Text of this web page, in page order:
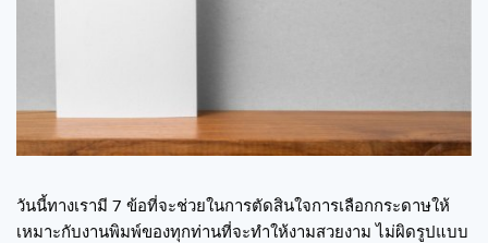
วันนี้ทางเรามี 7 ข้อที่จะช่วยในการตัดสินใจการเลือกกระดาษให้
เหมาะกับงานพิมพ์ของทุกท่านที่จะทำให้งามสวยงาม ไม่ผิดรูปแบบ